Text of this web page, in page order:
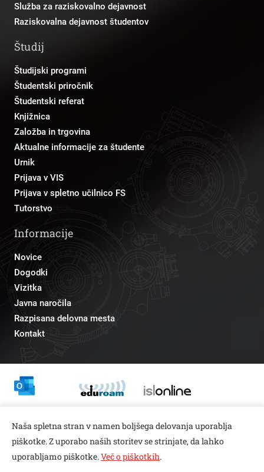
Služba za raziskovalno dejavnost
Raziskovalna dejavnost študentov
Študij
Študijski programi
Študentski priročnik
Študentski referat
Knjižnica
Založba in trgovina
Aktualne informacije za študente
Urnik
Prijava v VIS
Prijava v spletno učilnico FS
Tutorstvo
Informacije
Novice
Dogodki
Vizitka
Javna naročila
Razpisana delovna mesta
Kontakt
pr@fs.uni-lj.si
Naša spletna stran v namen boljšega delovanja uporablja
piškotke. Z uporabo naših storitev se strinjate, da lahko
uporabljamo piškotke.Več o piškotkih.